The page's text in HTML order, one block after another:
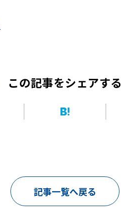
この記事をシェアする
記事一覧へ戻る